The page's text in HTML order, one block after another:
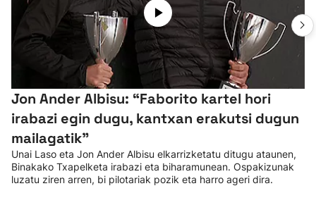
Jon Ander Albisu: “Faborito kartel hori
irabazi egin dugu, kantxan erakutsi dugun
mailagatik”
Unai Laso eta Jon Ander Albisu elkarrizketatu ditugu ataunen,
Binakako Txapelketa irabazi eta biharamunean. Ospakizunak
luzatu ziren arren, bi pilotariak pozik eta harro ageri dira.